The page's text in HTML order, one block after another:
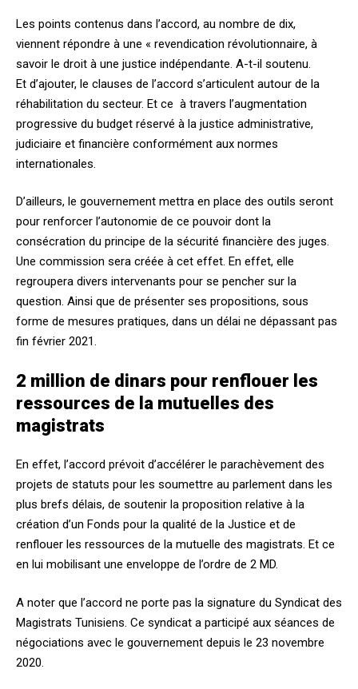
Les points contenus dans l’accord, au nombre de dix,
viennent répondre à une « revendication révolutionnaire, à
savoir le droit à une justice indépendante. A-t-il soutenu.
Et d’ajouter, le clauses de l’accord s’articulent autour de la
réhabilitation du secteur. Et ce à travers l’augmentation
progressive du budget réservé à la justice administrative,
judiciaire et financière conformément aux normes
internationales.
D’ailleurs, le gouvernement mettra en place des outils seront
pour renforcer l’autonomie de ce pouvoir dont la
consécration du principe de la sécurité financière des juges.
Une commission sera créée à cet effet. En effet, elle
regroupera divers intervenants pour se pencher sur la
question. Ainsi que de présenter ses propositions, sous
forme de mesures pratiques, dans un délai ne dépassant pas
fin février 2021.
2 million de dinars pour renflouer les
ressources de la mutuelles des
magistrats
En effet, l’accord prévoit d’accélérer le parachèvement des
projets de statuts pour les soumettre au parlement dans les
plus brefs délais, de soutenir la proposition relative à la
création d’un Fonds pour la qualité de la Justice et de
renflouer les ressources de la mutuelle des magistrats. Et ce
en lui mobilisant une enveloppe de l’ordre de 2 MD.
A noter que l’accord ne porte pas la signature du Syndicat des
Magistrats Tunisiens. Ce syndicat a participé aux séances de
négociations avec le gouvernement depuis le 23 novembre
2020.